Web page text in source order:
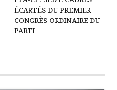
ÉCARTÉS DU PREMIER
CONGRÈS ORDINAIRE DU
PARTI